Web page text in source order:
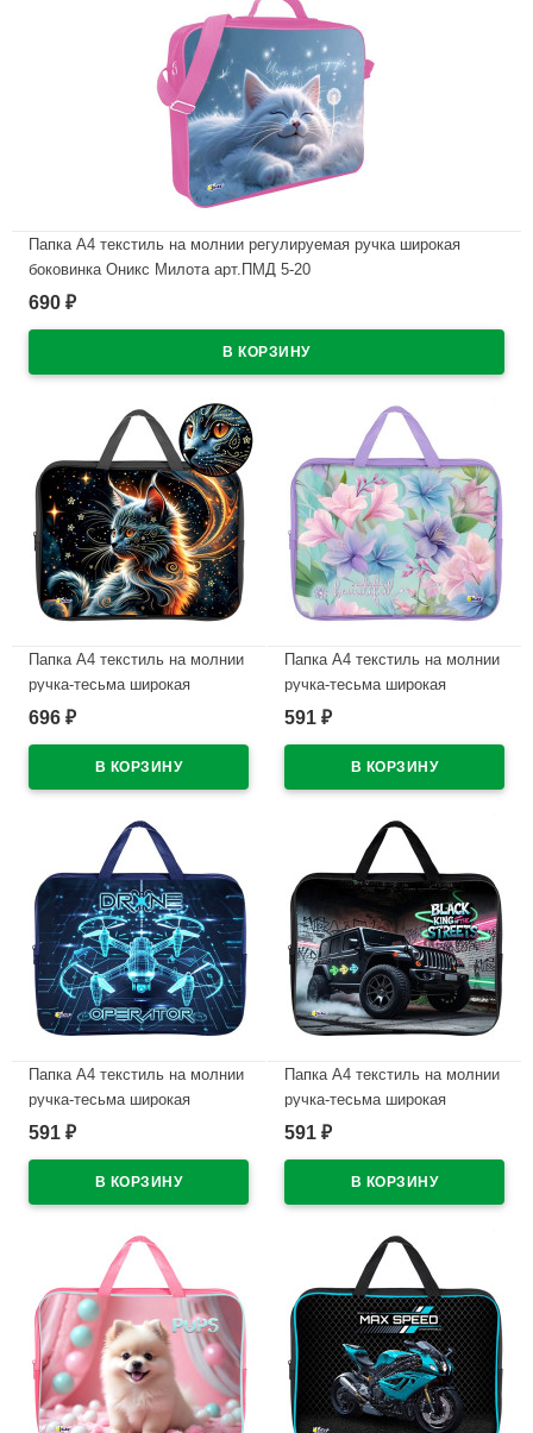
Папка А4 текстиль на молнии регулируемая ручка широкая
боковинка Оникс Милота арт.ПМД 5-20
В наличии
690 ₽
Папка А4 текстиль на молнии
ручка-тесьма широкая
боковинка Оникс Дымчатый
696 ₽
Папка А4 текстиль на молнии
ручка-тесьма широкая
боковинка Оникс Нежность
591 ₽
Папка А4 текстиль на молнии
ручка-тесьма широкая
боковинка Оникс Дрон
591 ₽
Папка А4 текстиль на молнии
ручка-тесьма широкая
боковинка Оникс Чёрный
591 ₽